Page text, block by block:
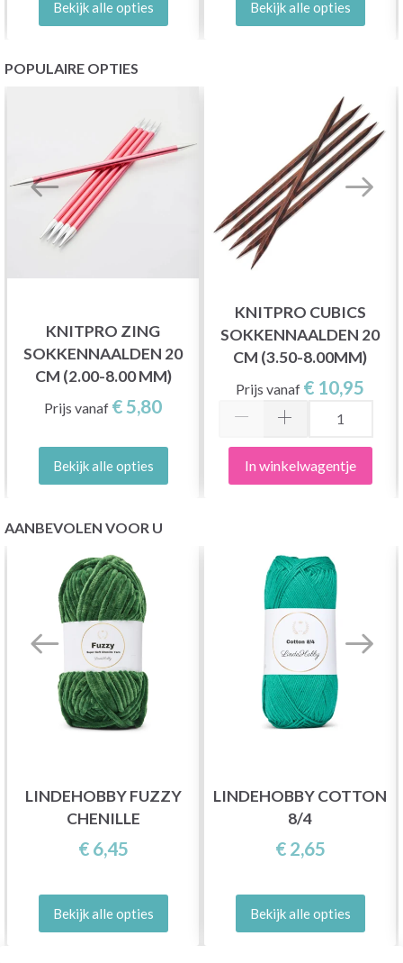
Bekijk alle opties Bekijk alle opties
POPULAIRE OPTIES
KNITPRO ZING
SOKKENNAALDEN 20
CM (2.00-8.00 MM)
Prijs vanaf € 5,80
Bekijk alle opties
KNITPRO CUBICS
SOKKENNAALDEN 20
CM (3.50-8.00MM)
Prijs vanaf € 10,95
In winkelwagentje
AANBEVOLEN VOOR U
LINDEHOBBY FUZZY
CHENILLE
€ 6,45
Bekijk alle opties
LINDEHOBBY COTTON
8/4
€ 2,65
Bekijk alle opties